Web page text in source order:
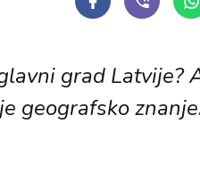
grad Latvije?
geografsko